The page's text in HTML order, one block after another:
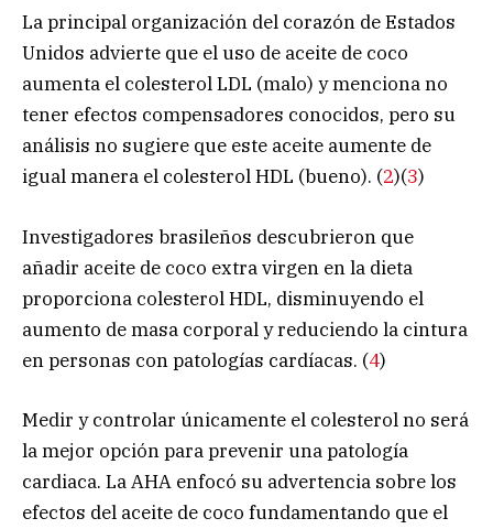
La principal organización del corazón de Estados
Unidos advierte que el uso de aceite de coco
aumenta el colesterol LDL (malo) y menciona no
tener efectos compensadores conocidos, pero su
análisis no sugiere que este aceite aumente de
igual manera el colesterol HDL (bueno). (2)(3)
Investigadores brasileños descubrieron que
añadir aceite de coco extra virgen en la dieta
proporciona colesterol HDL, disminuyendo el
aumento de masa corporal y reduciendo la cintura
en personas con patologías cardíacas. (4)
Medir y controlar únicamente el colesterol no será
la mejor opción para prevenir una patología
cardiaca. La AHA enfocó su advertencia sobre los
efectos del aceite de coco fundamentando que el